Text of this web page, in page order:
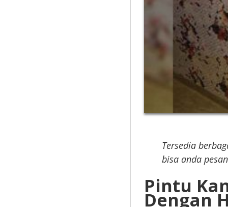
Tersedia
bisa anda
Pintu
Dengan